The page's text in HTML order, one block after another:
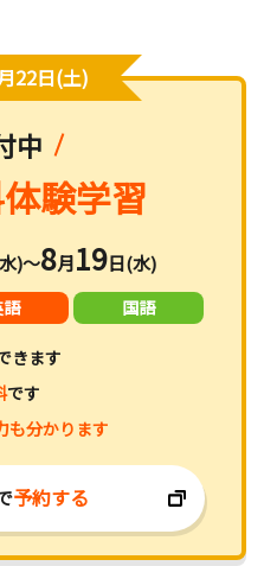
22日(土)
中
験学習
)～8月19日(水)
国語
きます
です
も分かります
予約する